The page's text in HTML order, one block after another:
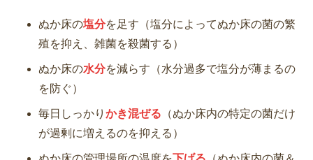
ぬか床の塩分を足す（塩分によってぬか床の菌の繁
殖を抑え、雑菌を殺菌する）
ぬか床の水分を減らす（水分過多で塩分が薄まるの
を防ぐ）
毎日しっかり かき混ぜる （ぬか床内の特定の菌だけ
が過剰に増えるのを抑える）